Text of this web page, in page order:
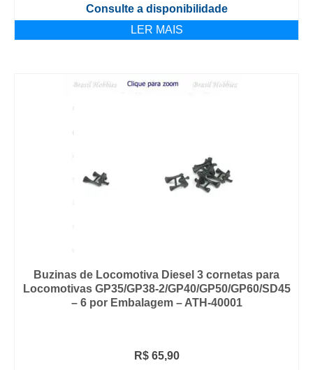
Consulte a disponibilidade
LER MAIS
Buzinas de Locomotiva Diesel 3 cornetas para
Locomotivas GP35/GP38-2/GP40/GP50/GP60/SD45
– 6 por Embalagem – ATH-40001
R$65,90